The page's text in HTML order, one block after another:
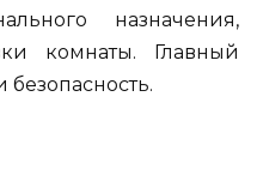
назначения,
комнаты. Главный